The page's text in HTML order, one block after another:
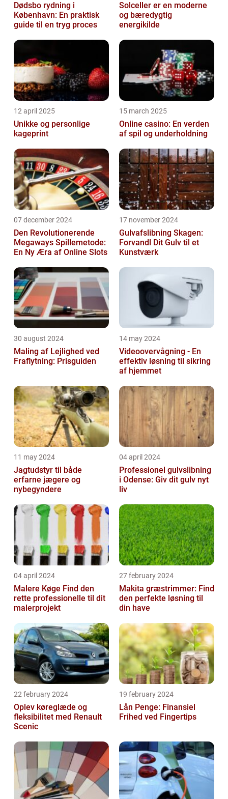
Dødsbo rydning i
København: En praktisk
guide til en tryg proces
Solceller er en moderne
og bæredygtig
energikilde
12 april 2025
Unikke og personlige
kageprint
15 march 2025
Online casino: En verden
af spil og underholdning
07 december 2024
Den Revolutionerende
Megaways Spillemetode:
En Ny Æra af Online Slots
17 november 2024
Gulvafslibning Skagen:
Forvandl Dit Gulv til et
Kunstværk
30 august 2024
Maling af Lejlighed ved
Fraflytning: Prisguiden
14 may 2024
Videoovervågning - En
effektiv løsning til sikring
af hjemmet
11 may 2024
Jagtudstyr til både
erfarne jægere og
nybegyndere
04 april 2024
Professionel gulvslibning
i Odense: Giv dit gulv nyt
liv
04 april 2024
Malere Køge Find den
rette professionelle til dit
malerprojekt
27 february 2024
Makita græstrimmer: Find
den perfekte løsning til
din have
22 february 2024
Oplev køreglæde og
fleksibilitet med Renault
Scenic
19 february 2024
Lån Penge: Finansiel
Frihed ved Fingertips